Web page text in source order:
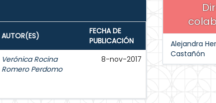
AUTOR(ES)
FECHA DE
PUBLICACIÓN
Verónica Rocina
Romero Perdomo
8-nov-2017
Alejandra
Castañón